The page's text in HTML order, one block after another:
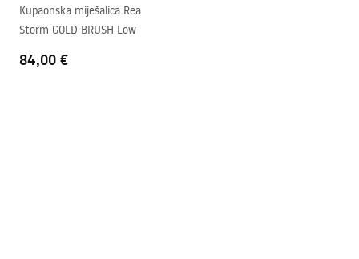
JamstvoSafety_Information_Faucets.pdf
Kupaonska miješalica Rea
Storm GOLD BRUSH Low
84,00 €